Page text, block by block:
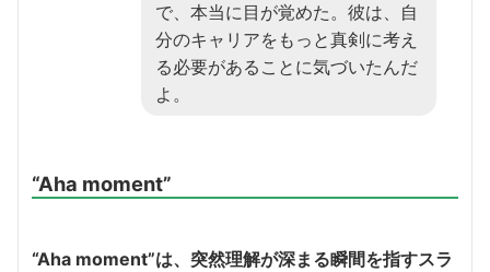
で、本当に目が覚めた。彼は、自
分のキャリアをもっと真剣に考え
る必要があることに気づいたんだ
よ。
“Aha moment”
“Aha moment”は、突然理解が深まる瞬間を指すスラ